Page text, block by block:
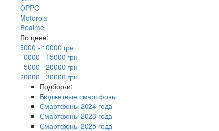
OPPO
Motorola
Realme
По цене:
5000 - 10000 грн
10000 - 15000 грн
15000 - 20000 грн
20000 - 30000 грн
Подборки:
Бюджетные смартфоны
Смартфоны 2024 года
Смартфоны 2023 года
Смартфоны 2025 года